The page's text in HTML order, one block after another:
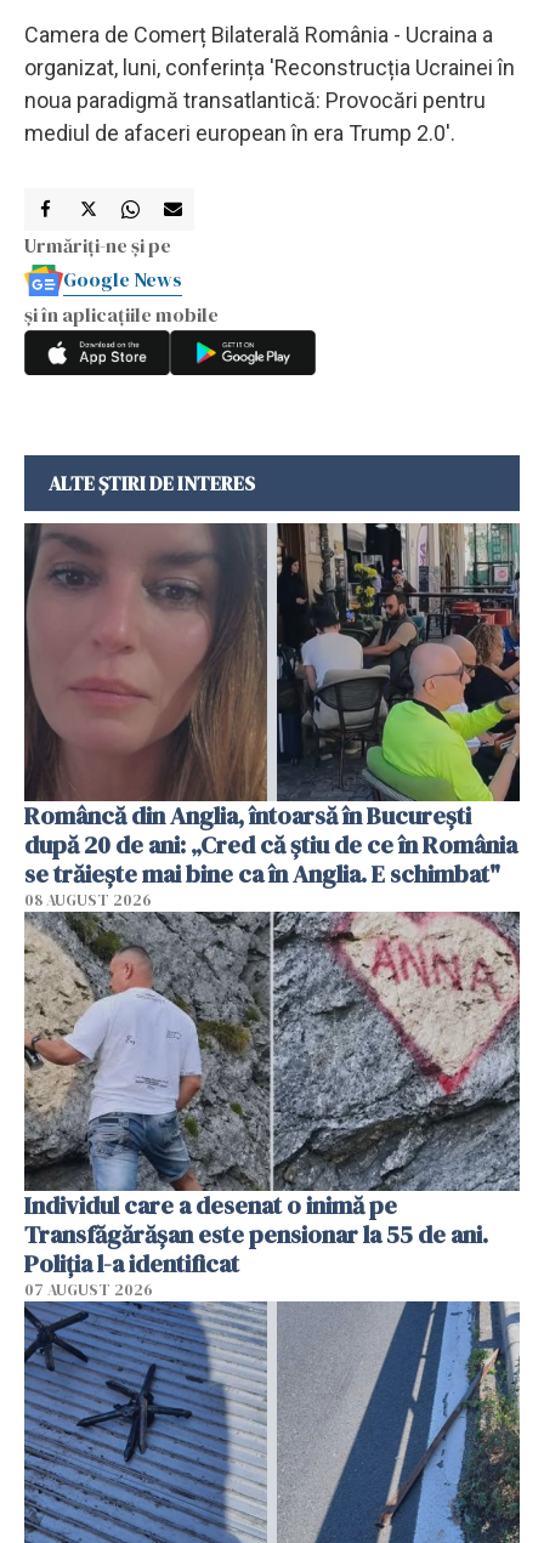
Camera de Comerț Bilaterală România - Ucraina a
organizat, luni, conferința 'Reconstrucția Ucrainei în
noua paradigmă transatlantică: Provocări pentru
mediul de afaceri european în era Trump 2.0'.
Urmăriți-ne și pe
Google News
și în aplicațiile mobile
ALTE ȘTIRI DE INTERES
Româncă din Anglia, întoarsă în București
după 20 de ani: „Cred că știu de ce în România
se trăiește mai bine ca în Anglia. E schimbat"
08 AUGUST 2026
Individul care a desenat o inimă pe
Transfăgărășan este pensionar la 55 de ani.
Poliția l-a identificat
07 AUGUST 2026